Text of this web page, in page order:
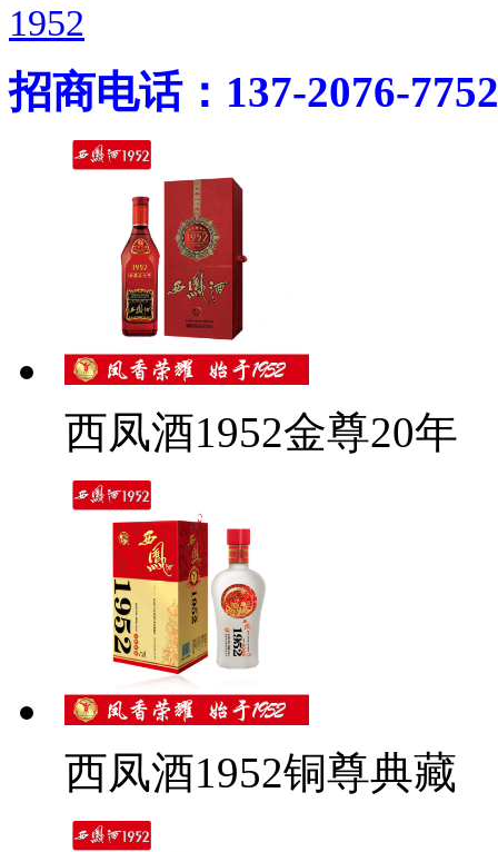
1952
招商电话：137-2076-7752
西凤酒1952金尊20年
西凤酒1952铜尊典藏